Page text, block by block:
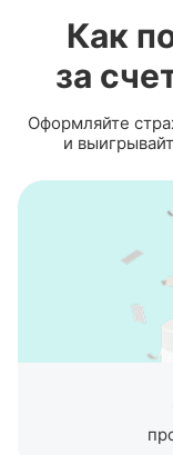
Как
за
Оформляйте
и